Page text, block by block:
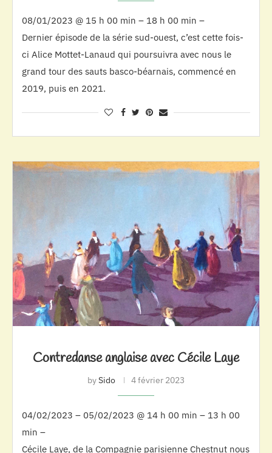
08/01/2023 @ 15 h 00 min – 18 h 00 min –
Dernier épisode de la série sud-ouest, c’est cette fois-
ci Alice Mottet-Lanaud qui poursuivra avec nous le
grand tour des sauts basco-béarnais, commencé en
2019, puis en 2021.
Contredanse anglaise avec Cécile Laye
bySido 4 février 2023
04/02/2023 – 05/02/2023 @ 14 h 00 min – 13 h 00
min –
Cécile Laye, de la Compagnie parisienne Chestnut nous